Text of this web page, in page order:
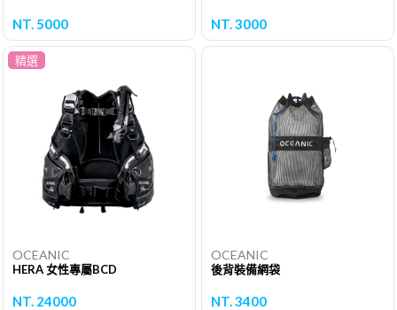
NT. 5000 NT. 3000
精選
OCEANIC
HERA 女性專屬BCD
NT. 24000
OCEANIC
後背裝備網袋
NT. 3400